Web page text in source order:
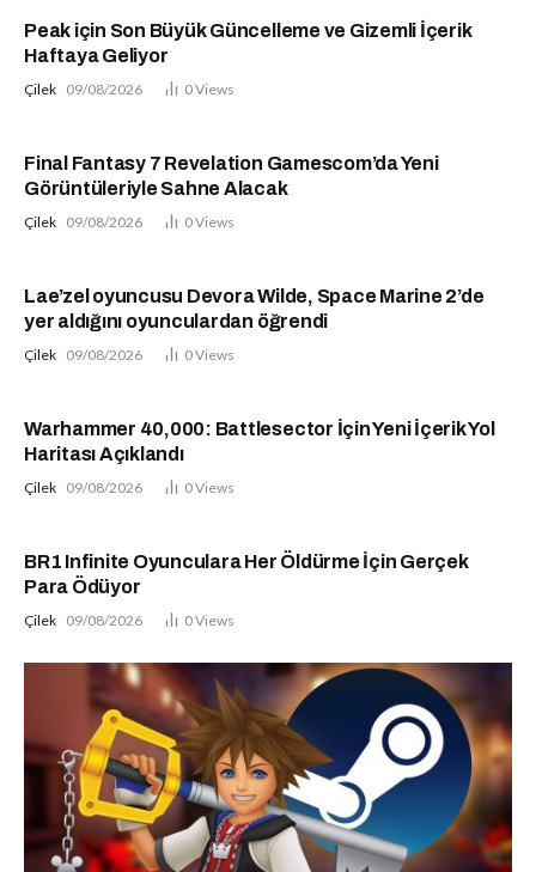
Peak için Son Büyük Güncelleme ve Gizemli İçerik
Haftaya Geliyor
Çilek 09/08/2026 0Views
Final Fantasy 7 Revelation Gamescom’da Yeni
Görüntüleriyle Sahne Alacak
Çilek 09/08/2026 0Views
Lae’zel oyuncusu Devora Wilde, Space Marine 2’de
yer aldığını oyunculardan öğrendi
Çilek 09/08/2026 0Views
Warhammer 40,000: Battlesector İçin Yeni İçerik Yol
Haritası Açıklandı
Çilek 09/08/2026 0Views
BR1 Infinite Oyunculara Her Öldürme İçin Gerçek
Para Ödüyor
Çilek 09/08/2026 0Views